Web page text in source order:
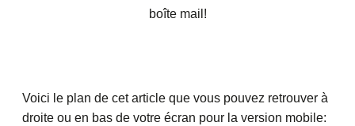
boîte mail!
Voici le plan de cet article que vous pouvez retrouver à
droite ou en bas de votre écran pour la version mobile: